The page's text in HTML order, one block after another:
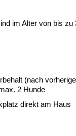
im Alter von bis zu
(nach
2 Hunde
direkt am Haus